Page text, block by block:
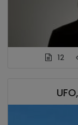
12